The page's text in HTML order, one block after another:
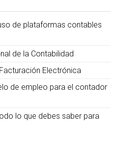
de plataformas contables
de la Contabilidad
Electrónica
de empleo para el contador
lo que debes saber para